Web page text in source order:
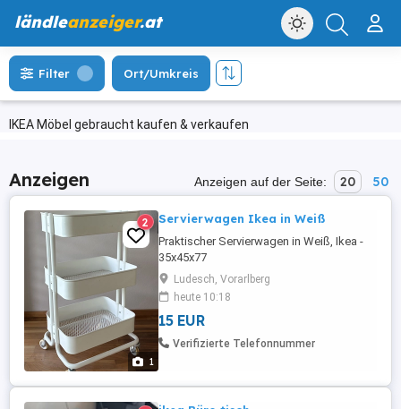
ländleanzeiger.at
IKEA Möbel gebraucht kaufen & verkaufen
Filter Ort/Umkreis
Anzeigen Anzeigen auf der Seite: 20 50
1
2 Servierwagen Ikea in Weiß
Praktischer Servierwagen in Weiß, Ikea -
35x45x77
Ludesch, Vorarlberg
heute 10:18
15 EUR
Verifizierte Telefonnummer